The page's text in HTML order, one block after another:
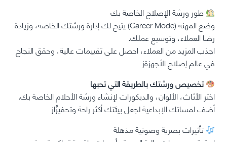
طور ورشة الإصلاح الخاصة بك
وضع المهنة (Career Mode) يتيح لك إدارة ورشتك الخاصة، وزيادة
رضا العملاء، وتوسيع عملك.
اجذب المزيد من العملاء، احصل على تقييمات عالية، وحقق النجاح
في عالم إصلاح الأجهزةز
تخصيص ورشتك بالطريقة التي تحبها
اختر الأثاث، الألوان، والديكورات لإنشاء ورشة الأحلام الخاصة بك.
أضف لمساتك الإبداعية لجعل بيئتك أكثر راحة وتحفيزًاز
تأثيرات بصرية وصوتية مذهلة